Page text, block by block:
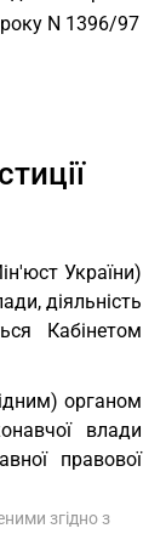
N 1396/97
України)
діяльність
Кабінетом
органом
влади
правової
згідно з